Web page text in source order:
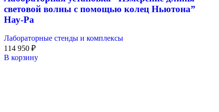
световой волны с помощью колец Ньютона”
Нау-Ра
Лабораторные стенды и комплексы
114 950 ₽
В корзину